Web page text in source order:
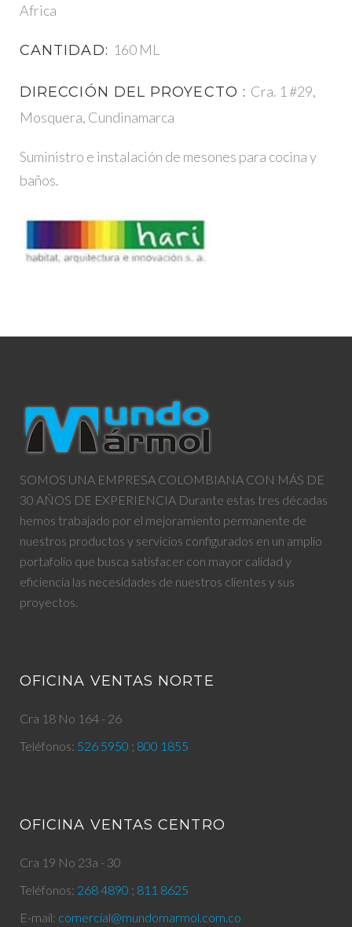
Africa
CANTIDAD: 160 ML
DIRECCIÓN DEL PROYECTO : Cra. 1 #29,
Mosquera, Cundinamarca
Suministro e instalación de mesones para cocina y
baños.
SOMOS UNA EMPRESA COLOMBIANA CON MÁS DE
30 AÑOS DE EXPERIENCIA Durante estas tres décadas
hemos trabajado por el mejoramiento permanente de
nuestros productos y servicios configurados en un amplio
portafolio que busca satisfacer con mayor calidad y
eficiencia las necesidades de nuestros clientes y sus
proyectos.
OFICINA VENTAS NORTE
Cra 18 No 164 - 26
Teléfonos: 526 5950 ; 800 1855
OFICINA VENTAS CENTRO
Cra 19 No 23a - 30
Teléfonos: 268 4890 ; 811 8625
E-mail: comercial@mundomarmol.com.co